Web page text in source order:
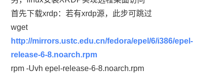
首先下载xrdp：若有xrdp源，此步可跳过
wget
http://mirrors.ustc.edu.cn/fedora/epel/6/i386/epel-
release-6-8.noarch.rpm
rpm -Uvh epel-release-6-8.noarch.rpm